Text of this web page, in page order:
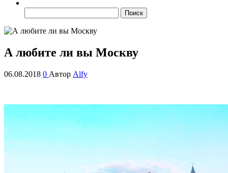
А любите ли вы Москву
06.08.2018 0 Автор Alfy